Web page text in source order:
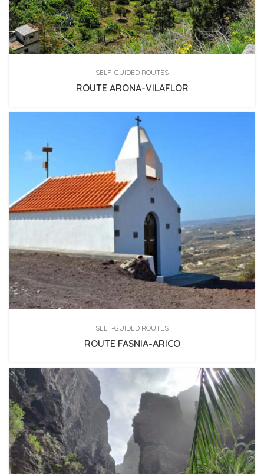
SELF-GUIDED ROUTES
ROUTE ARONA-VILAFLOR
SELF-GUIDED ROUTES
ROUTE FASNIA-ARICO